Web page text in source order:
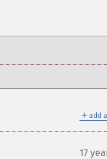
＋ add
17